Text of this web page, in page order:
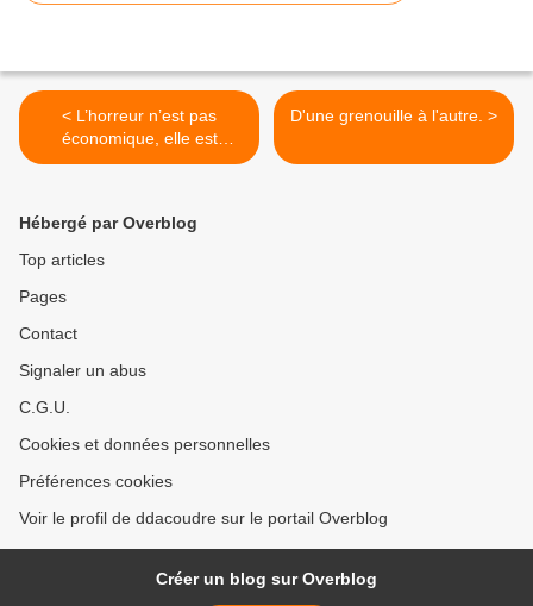
< L’horreur n’est pas
économique, elle est
politique.
D'une grenouille à l'autre. >
Hébergé par Overblog
Top articles
Pages
Contact
Signaler un abus
C.G.U.
Cookies et données personnelles
Préférences cookies
Voir le profil de ddacoudre sur le portail Overblog
Créer un blog sur Overblog